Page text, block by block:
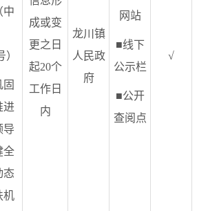
中
）
固
进
导
全
态
机
成或变
更之日
起20个
工作日
内
龙川镇
人民政
府
网站
■线下
公示栏
■公开
查阅点
√